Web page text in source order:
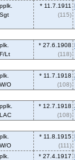
pplk.
Sgt
* 11.7.1911
(115)
plk.
F/Lt
* 27.6.1908
(118)
plk.
W/O
* 11.7.1918
(108)
pplk.
LAC
* 12.7.1918
(108)
plk.
W/O
* 11.8.1915
(111)
plk.
* 27.4.1917